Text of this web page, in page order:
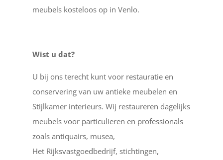
meubels kosteloos op in Venlo.
Wist u dat?
U bij ons terecht kunt voor restauratie en
conservering van uw antieke meubelen en
Stijlkamer interieurs. Wij restaureren dagelijks
meubels voor particulieren en professionals
zoals antiquairs, musea,
Het Rijksvastgoedbedrijf, stichtingen,